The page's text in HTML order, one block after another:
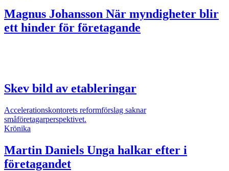
Magnus Johansson När myndigheter blir
ett hinder för företagande
Skev bild av etableringar
Accelerationskontorets reformförslag saknar
småföretagarperspektivet.
Krönika
Martin Daniels Unga halkar efter i
företagandet